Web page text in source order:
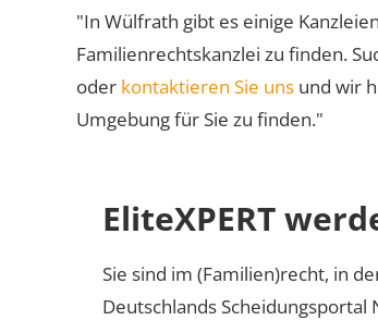
"In Wülfrath gibt es einige
Familienrechtskanzlei zu finden.
oder kontaktieren Sie uns und wir
Umgebung für Sie zu finden."
EliteXPERT
Sie sind im (Familien)recht, in
Deutschlands Scheidungsportal